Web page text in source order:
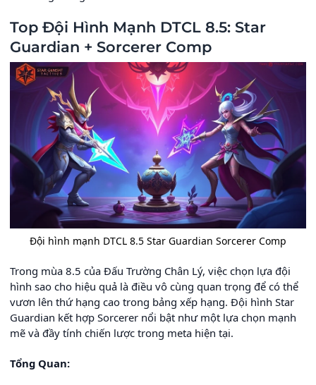
Top Đội Hình Mạnh DTCL 8.5: Star
Guardian + Sorcerer Comp
Đội hình mạnh DTCL 8.5 Star Guardian Sorcerer Comp
Trong mùa 8.5 của Đấu Trường Chân Lý, việc chọn lựa đội
hình sao cho hiệu quả là điều vô cùng quan trọng để có thể
vươn lên thứ hạng cao trong bảng xếp hạng. Đội hình Star
Guardian kết hợp Sorcerer nổi bật như một lựa chọn mạnh
mẽ và đầy tính chiến lược trong meta hiện tại.
Tổng Quan: